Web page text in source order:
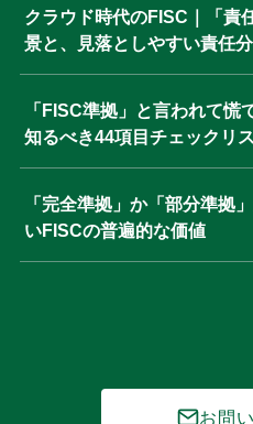
クラウド時代のFISC｜「責
景と、見落としやすい責任
「FISC準拠」と言われて
知るべき44項目チェックリ
「完全準拠」か「部分準拠
いFISCの普遍的な価値
お問